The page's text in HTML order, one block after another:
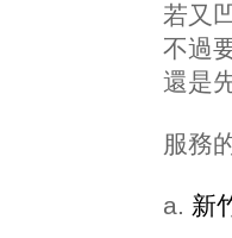
若又
不過
還是
服務
a. 新